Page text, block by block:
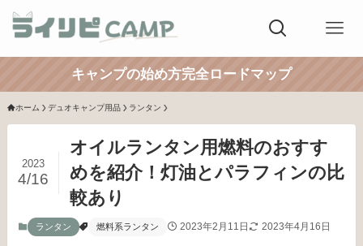
キャンプの始め方完全ロードマップ
ホーム デュオキャンプ用品 ランタン
オイルランタン用燃料のおすす
めを紹介！灯油とパラフィンの比
較あり
2023
4/16
ランタン 燃料系ランタン 2023年2月11日 2023年4月16日